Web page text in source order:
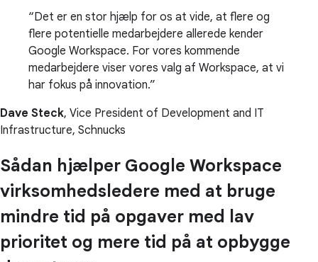
Det er en stor hjælp for os at vide, at flere og
flere potentielle medarbejdere allerede kender
Google Workspace. For vores kommende
medarbejdere viser vores valg af Workspace, at vi
har fokus på innovation.
Dave Steck, Vice President of Development and IT
Infrastructure, Schnucks
Sådan hjælper Google Workspace
virksomhedsledere med at bruge
mindre tid på opgaver med lav
prioritet og mere tid på at opbygge